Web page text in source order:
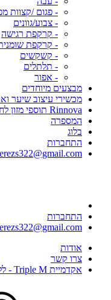
- פגום /קצוות
- צבוע/גוונים
- קרקפת רגישה
- קרקפת
- קשקשים
- תלתלים
- אפור
מבצעים מיוחדים
מכשירי עיצוב שיער
Rinnova תוספי מזון לחיזוק השיער
המספרה
בלוג
התחברות
erezs322@gmail.com
התחברות
erezs322@gmail.com
אודות
צרו קשר
אקדמיית Triple M - ללימודי עיצוב שיער